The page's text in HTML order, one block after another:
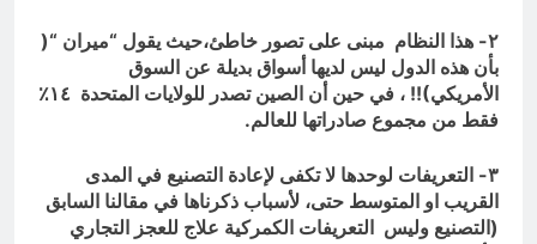
٢- هذا النظام مبنى على تصور خاطئ،حيث يقول “ميران “(
بأن هذه الدول ليس لديها أسواق بديلة عن السوق
الأمريكي)!! ، في حين أن الصين تصدر للولايات المتحدة ١٤٪
فقط من مجموع صادراتها للعالم.
٣- التعريفات لوحدها لا تكفى لإعادة التصنيع في المدى
القريب او المتوسط حتى، لأسباب ذكرناها في مقالنا السابق
(التصنيع وليس التعريفات الكمركية علاج للعجز التجاري